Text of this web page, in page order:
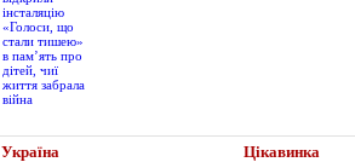
Україна Цікавинка